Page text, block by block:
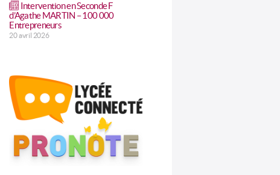
Intervention en Seconde F
d’Agathe MARTIN – 100 000
Entrepreneurs
20 avril 2026